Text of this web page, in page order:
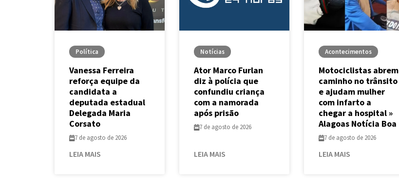
Política
Vanessa Ferreira
reforça equipe da
candidata a
deputada estadual
Delegada Maria
Corsato
7 de agosto de 2026
LEIA MAIS
Notícias
Ator Marco Furlan
diz à polícia que
confundiu criança
com a namorada
após prisão
7 de agosto de 2026
LEIA MAIS
Acontecimentos
Motociclistas abrem
caminho no trânsito
e ajudam mulher
com infarto a
chegar a hospital »
Alagoas Notícia Boa
7 de agosto de 2026
LEIA MAIS